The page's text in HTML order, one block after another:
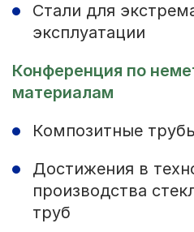
Стали для
эксплуатации
Конференция по
материалам
Композитные
Достижения в
производства
труб